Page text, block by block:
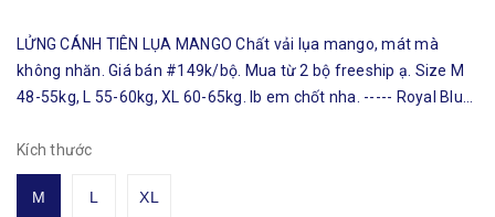
LỬNG CÁNH TIÊN LỤA MANGO Chất vải lụa mango, mát mà
không nhăn. Giá bán #149k/bộ. Mua từ 2 bộ freeship ạ. Size M
48-55kg, L 55-60kg, XL 60-65kg. Ib em chốt nha. ----- Royal Blue
#dobodet...
Kích thước
M L XL